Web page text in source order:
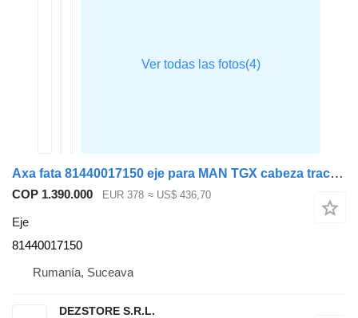
Axa fata 81440017150 eje para MAN TGX cabeza tractora
COP 1.390.000 EUR 378 ≈ US$ 436,70
Eje
81440017150
Rumanía, Suceava
DEZSTORE S.R.L.